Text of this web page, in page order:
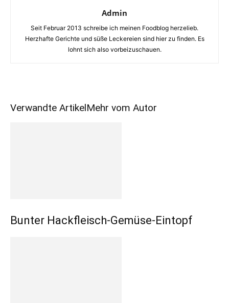
Admin
Seit Februar 2013 schreibe ich meinen Foodblog herzelieb.
Herzhafte Gerichte und süße Leckereien sind hier zu finden. Es
lohnt sich also vorbeizuschauen.
Verwandte ArtikelMehr vom Autor
Bunter Hackfleisch-Gemüse-Eintopf